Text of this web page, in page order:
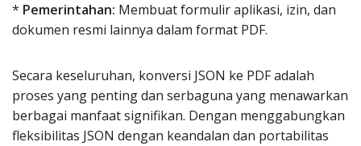
* Pemerintahan: Membuat formulir aplikasi, izin, dan
dokumen resmi lainnya dalam format PDF.
Secara keseluruhan, konversi JSON ke PDF adalah
proses yang penting dan serbaguna yang menawarkan
berbagai manfaat signifikan. Dengan menggabungkan
fleksibilitas JSON dengan keandalan dan portabilitas